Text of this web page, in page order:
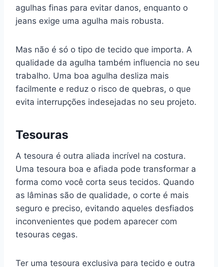
agulhas finas para evitar danos, enquanto o
jeans exige uma agulha mais robusta.
Mas não é só o tipo de tecido que importa. A
qualidade da agulha também influencia no seu
trabalho. Uma boa agulha desliza mais
facilmente e reduz o risco de quebras, o que
evita interrupções indesejadas no seu projeto.
Tesouras
A tesoura é outra aliada incrível na costura.
Uma tesoura boa e afiada pode transformar a
forma como você corta seus tecidos. Quando
as lâminas são de qualidade, o corte é mais
seguro e preciso, evitando aqueles desfiados
inconvenientes que podem aparecer com
tesouras cegas.
Ter uma tesoura exclusiva para tecido e outra